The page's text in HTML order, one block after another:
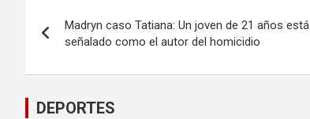
de
entradas
Madryn caso Tatiana: Un joven de 21 años está
señalado como el autor del homicidio
DEPORTES